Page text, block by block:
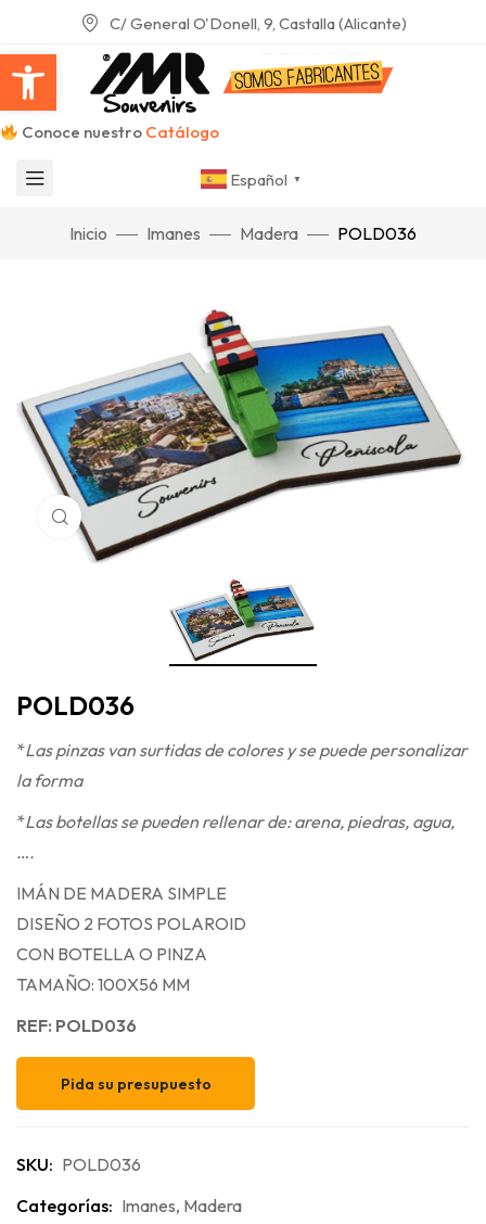
Abrir barra de herramientas
C/ General O'Donell, 9, Castalla (Alicante)
Conoce nuestro Catálogo
Español ▼
Inicio Imanes Madera POLD036
Haga Click para agrandar
POLD036
*Las pinzas van surtidas de colores y se puede personalizar
la forma
*Las botellas se pueden rellenar de: arena, piedras, agua,
….
IMÁN DE MADERA SIMPLE
DISEÑO 2 FOTOS POLAROID
CON BOTELLA O PINZA
TAMAÑO: 100X56 MM
REF: POLD036
Pida su presupuesto
SKU: POLD036
Categorías: Imanes, Madera